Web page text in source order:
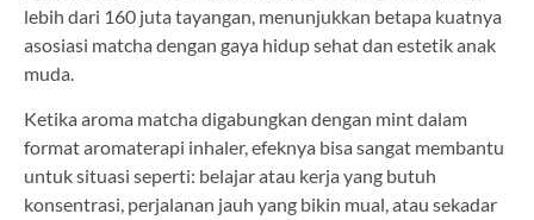
lebih dari 160 juta tayangan, menunjukkan betapa kuatnya
asosiasi matcha dengan gaya hidup sehat dan estetik anak
muda.
Ketika aroma matcha digabungkan dengan mint dalam
format aromaterapi inhaler, efeknya bisa sangat membantu
untuk situasi seperti: belajar atau kerja yang butuh
konsentrasi, perjalanan jauh yang bikin mual, atau sekadar